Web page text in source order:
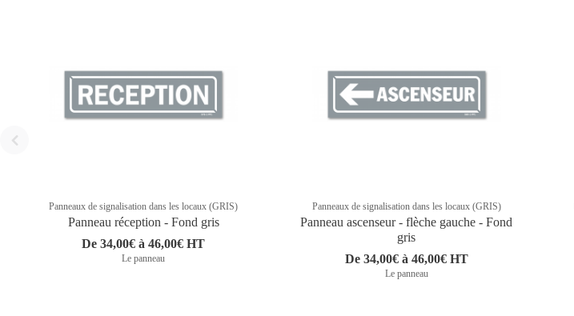
Panneaux de signalisation dans les locaux (GRIS)
Panneau réception - Fond gris
De 34,00€ à 46,00€ HT
Le panneau
Panneaux de signalisation dans les locaux (GRIS)
Panneau ascenseur - flèche gauche - Fond
gris
De 34,00€ à 46,00€ HT
Le panneau